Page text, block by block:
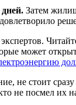
Затем
может
не стоит
не посмел их